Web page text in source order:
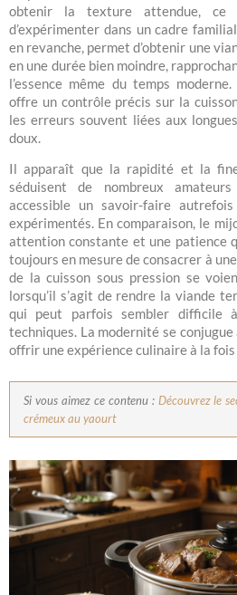
obtenir la texture attendue, ce
d’expérimenter dans un cadre
en revanche, permet d’obtenir une
en une durée bien moindre,
l’essence même du temps
offre un contrôle précis sur la
les erreurs souvent liées aux
doux.
Il apparaît que la rapidité et la
séduisent de nombreux
accessible un savoir-faire
expérimentés. En comparaison, le
attention constante et une patience
toujours en mesure de consacrer à
de la cuisson sous pression se
lorsqu’il s’agit de rendre la viande
qui peut parfois sembler difficile
techniques. La modernité se
offrir une expérience culinaire à la
Si vous aimez ce contenu : Découvrez le
crémeux au yaourt